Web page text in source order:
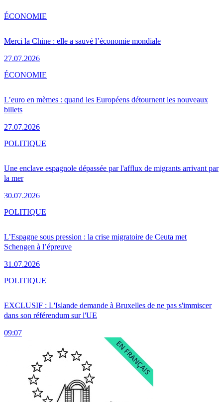
Merci la Chine : elle a sauvé l’économie mondiale
27.07.2026
ÉCONOMIE
L’euro en mèmes : quand les Européens détournent les nouveaux
billets
27.07.2026
ÉCONOMIE
Une enclave espagnole dépassée par l'afflux de migrants arrivant par
la mer
30.07.2026
POLITIQUE
L’Espagne sous pression : la crise migratoire de Ceuta met
Schengen à l’épreuve
31.07.2026
POLITIQUE
EXCLUSIF : L'Islande demande à Bruxelles de ne pas s'immiscer
dans son référendum sur l'UE
09:07
POLITIQUE